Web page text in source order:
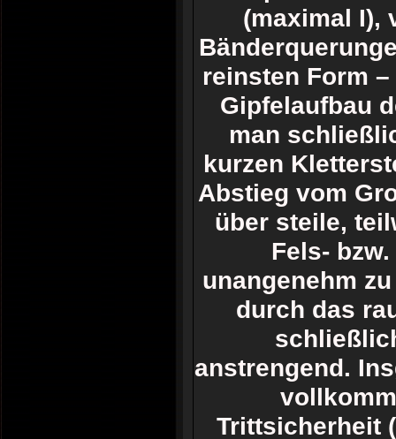
(maximal I),
reinsten Form
Gipfelaufbau
man
kurzen
Abstieg vom
über steile,
Fels-
unangenehm
durch das
anstrengend.
Trittsicherheit